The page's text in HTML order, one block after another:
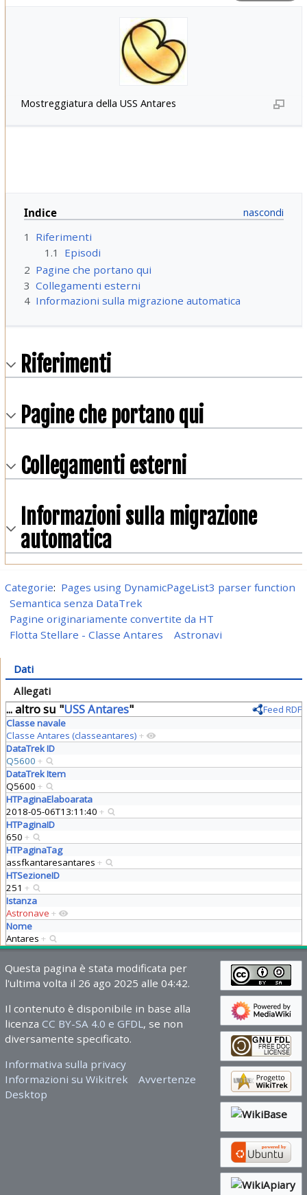
Mostreggiatura della USS Antares
Indice
1
Riferimenti
1.1
Episodi
2 Pagine che portano qui
3 Collegamenti esterni
4 Informazioni sulla migrazione automatica
Riferimenti
Pagine che portano qui
Collegamenti esterni
Informazioni sulla migrazione
automatica
Categorie: Pages using DynamicPageList3 parser function
Semantica senza DataTrek
Pagine originariamente convertite da HT
Flotta Stellare - Classe Antares
Astronavi
Dati
Allegati
... altro su "USS Antares"
Feed RDF
Classe navale
Classe Antares (classeantares) +
DataTrek ID
Q5600 +
DataTrek Item
Q5600 +
HTPaginaElaboarata
2018-05-06T13:11:40 +
HTPaginaID
650 +
HTPaginaTag
assfkantaresantares +
HTSezioneID
251 +
Istanza
Astronave +
Nome
Antares +
Questa pagina è stata modificata per
l'ultima volta il 26 ago 2025 alle 04:42.
Il contenuto è disponibile in base alla
licenza CC BY-SA 4.0 e GFDL , se non
diversamente specificato.
Informativa sulla privacy
Informazioni su Wikitrek
Avvertenze
Desktop